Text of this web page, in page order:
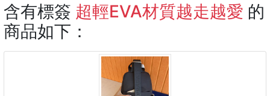
含有標簽 超輕EVA材質越走越愛 的
商品如下：